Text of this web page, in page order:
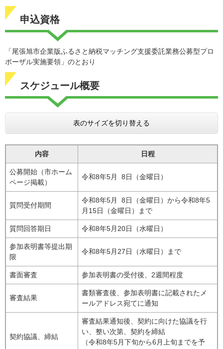
申込資格
「尾張旭市企業版ふるさと納税マッチング支援委託業務公募型プロ
ポーザル実施要領」のとおり
スケジュール概要
表のサイズを切り替える
内容 日程
公募開始（市ホーム
ページ掲載）
令和8年5月 8日（金曜日）
質問受付期間
令和8年5月 8日（金曜日）から令和8年5
月15日（金曜日）まで
質問回答期日 令和8年5月20日（水曜日）
参加表明書等提出期
限
令和8年5月27日（水曜日）まで
書面審査 参加表明書の受付後、2週間程度
審査結果
書類審査後、参加表明書に記載されたメ
ールアドレス宛てに通知
契約協議、締結
審査結果通知後、契約に向けた協議を行
い、整い次第、契約を締結
（令和8年5月下旬から6月上旬までを予